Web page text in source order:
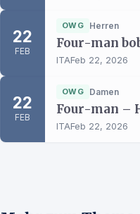
22
FEB
OWG Herren
Four-man
ITAFeb 22, 2026
22
FEB
OWG Damen
Four-man –
ITAFeb 22, 2026